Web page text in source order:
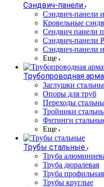
Сэндвич-панели
Cэндвич-панели
Кровельные
Сендвич панели
Сэндвич-панели
Сэндвич-панели
Еще
Трубопроводная
Заглушки
Опоры для труб
Переходы
Тройники
Фитинги
Еще
Трубы стальные
Труба
Труба дюралевая
Труба профильная
Трубы круглые